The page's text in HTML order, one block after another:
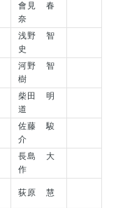
會見 春
奈
浅野 智
史
河野 智
樹
柴田 明
道
佐藤 駿
介
長島 大
作
荻原 慧